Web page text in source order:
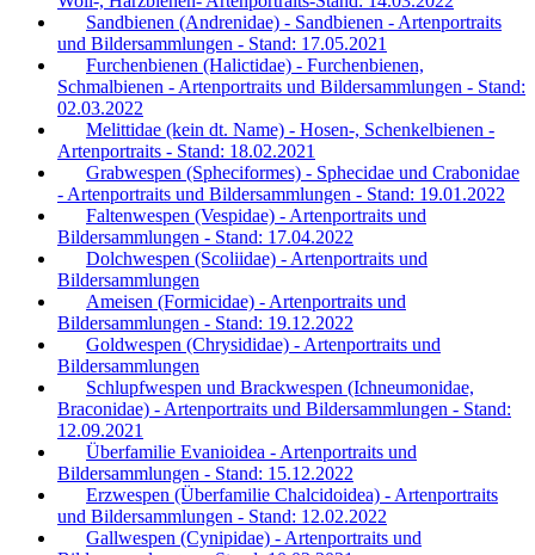
Sandbienen (Andrenidae) - Sandbienen - Artenportraits
und Bildersammlungen - Stand: 17.05.2021
Furchenbienen (Halictidae) - Furchenbienen,
Schmalbienen - Artenportraits und Bildersammlungen - Stand:
02.03.2022
Melittidae (kein dt. Name) - Hosen-, Schenkelbienen -
Artenportraits - Stand: 18.02.2021
Grabwespen (Spheciformes) - Sphecidae und Crabonidae
- Artenportraits und Bildersammlungen - Stand: 19.01.2022
Faltenwespen (Vespidae) - Artenportraits und
Bildersammlungen - Stand: 17.04.2022
Dolchwespen (Scoliidae) - Artenportraits und
Bildersammlungen
Ameisen (Formicidae) - Artenportraits und
Bildersammlungen - Stand: 19.12.2022
Goldwespen (Chrysididae) - Artenportraits und
Bildersammlungen
Schlupfwespen und Brackwespen (Ichneumonidae,
Braconidae) - Artenportraits und Bildersammlungen - Stand:
12.09.2021
Überfamilie Evanioidea - Artenportraits und
Bildersammlungen - Stand: 15.12.2022
Erzwespen (Überfamilie Chalcidoidea) - Artenportraits
und Bildersammlungen - Stand: 12.02.2022
Gallwespen (Cynipidae) - Artenportraits und